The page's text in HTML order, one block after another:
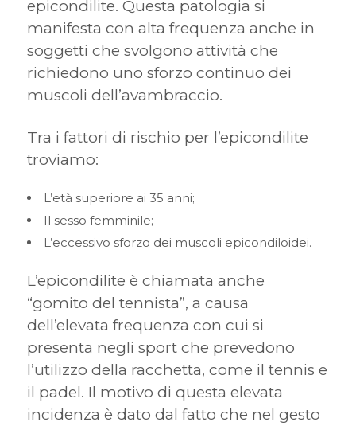
epicondilite. Questa patologia si
manifesta con alta frequenza anche in
soggetti che svolgono attività che
richiedono uno sforzo continuo dei
muscoli dell’avambraccio.
Tra i fattori di rischio per l’epicondilite
troviamo:
L’età superiore ai 35 anni;
Il sesso femminile;
L’eccessivo sforzo dei muscoli epicondiloidei.
L’epicondilite è chiamata anche
“gomito del tennista”, a causa
dell’elevata frequenza con cui si
presenta negli sport che prevedono
l’utilizzo della racchetta, come il tennis e
il padel. Il motivo di questa elevata
incidenza è dato dal fatto che nel gesto